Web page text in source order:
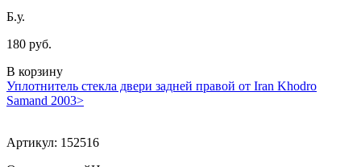
Б.у.
180 руб.
В корзину
Уплотнитель стекла двери задней правой от Iran Khodro
Samand 2003>
Артикул: 152516